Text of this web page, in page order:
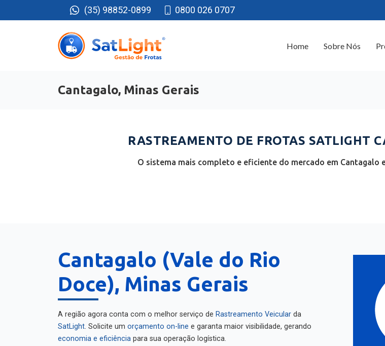
(35) 98852-0899 0800 026 0707
Home Sobre Nós
Cantagalo, Minas Gerais
RASTREAMENTO DE FROTAS SATLIGHT
O sistema mais completo e eficiente do mercado em Cantagalo
Cantagalo (Vale do Rio
Doce), Minas Gerais
A região agora conta com o melhor serviço de Rastreamento Veicular da
SatLight. Solicite um orçamento on-line e garanta maior visibilidade, gerando
economia e eficiência para sua operação logística.